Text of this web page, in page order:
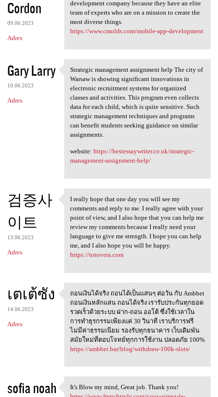
Cordon
09.06.2023
Adres
development company because they have an elite
team of experts who are on a mission to create the
most diverse things.
https://www.cmolds.com/mobile-app-development
Gary Larry
10.06.2023
Adres
Strategic management
Strategic management assignment help The city of
Warsaw is showing significant innovations in
electronic recruitment systems for organized
classes and activities. This program even collects
data for each child, which is quite sensitive. Such
strategic management techniques and programs
can benefit students seeking guidance on similar
assignments.
website: https://bestessaywriter.co.uk/strategic-
management-assignment-help/
검증사
이트
13.06.2023
Adres
I really hope that one day
I really hope that one day you will see my
comments and reply to me. I really agree with your
point of view, and I also hope that you can help me
review my comments because I really need your
language to give me strength. I hope you can help
me, and I also hope you will be happy.
https://totovera.com
เตเต้ซัง
14.06.2023
Adres
ถอนเงินได้จริง
ถอนเงินได้จริง ถอนได้เป็นเเสนๆ ต่อวัน กับ Ambbet
ถอนเงินหลักแสน ถอนได้จริง เรารับประกันทุกยอด
รวดเร็วด้วยระบบ ฝาก-ถอน ออโต้ ซึ่งใช้เวลาใน
การทำธุรกรรมเพียงแค่ 30 วินาที เราบริการฟรี
ไม่มีค่าธรรมเนียม รองรับทุกธนาคาร เว็บเดิมพัน
สมัยใหม่ที่ตอบโจทย์ทุกการใช้งาน ปลอดภัย 100%
https://ambbet.bar/blog/withdraw-100k-slots/
sofia noah
It's Blow my mind, Great job. Thank you!